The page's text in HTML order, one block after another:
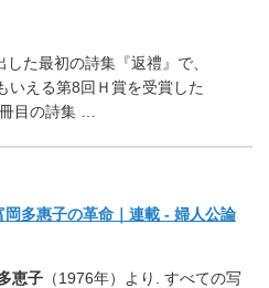
した最初の詩集『返禮』で、
いえる第8回Ｈ賞を受賞した
目の詩集 …
岡多惠子の革命｜連載 - 婦人公論
恵子 （1976年）より. すべての写